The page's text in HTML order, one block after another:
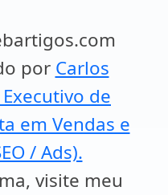
por Carlos
de
em Vendas e
/ Ads).
visite meu